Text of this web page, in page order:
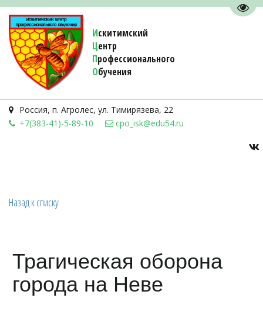
Искитимский
Центр
Профессионального
Обучения
Россия, п. Агролес, ул. Тимирязева, 22
+7(383-41)-5-89-10
cpo_isk@edu54.ru
Назад к списку
Трагическая оборона
города на Неве